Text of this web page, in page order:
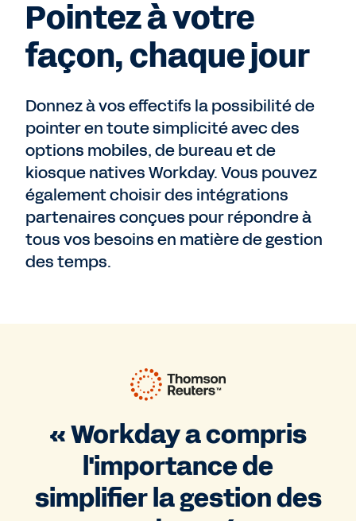
Pointez à votre
façon, chaque jour
Donnez à vos effectifs la possibilité de
pointer en toute simplicité avec des
options mobiles, de bureau et de
kiosque natives Workday. Vous pouvez
également choisir des intégrations
partenaires conçues pour répondre à
tous vos besoins en matière de gestion
des temps.
« Workday a compris
l'importance de
simplifier la gestion des